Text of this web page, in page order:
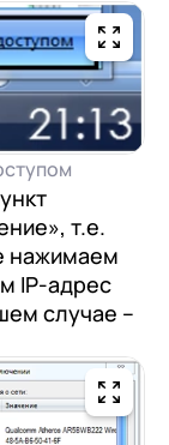
т.е.
нажимаем
IP-адрес
случае –